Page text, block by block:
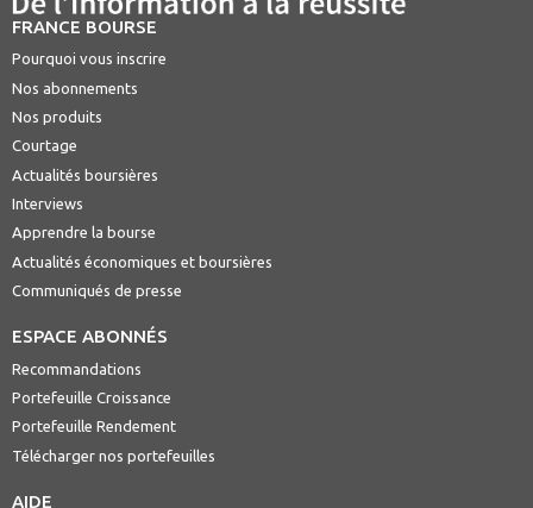
FRANCE BOURSE
Pourquoi vous inscrire
Nos abonnements
Nos produits
Courtage
Actualités boursières
Interviews
Apprendre la bourse
Actualités économiques et boursières
Communiqués de presse
ESPACE ABONNÉS
Recommandations
Portefeuille Croissance
Portefeuille Rendement
Télécharger nos portefeuilles
AIDE